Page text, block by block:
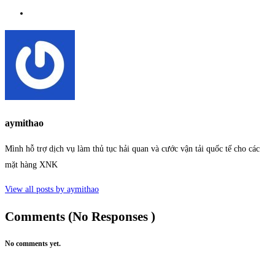
aymithao
Mình hỗ trợ dịch vụ làm thủ tục hải quan và cước vận tải quốc tế cho các
mặt hàng XNK
View all posts by aymithao
Comments (No Responses )
No comments yet.